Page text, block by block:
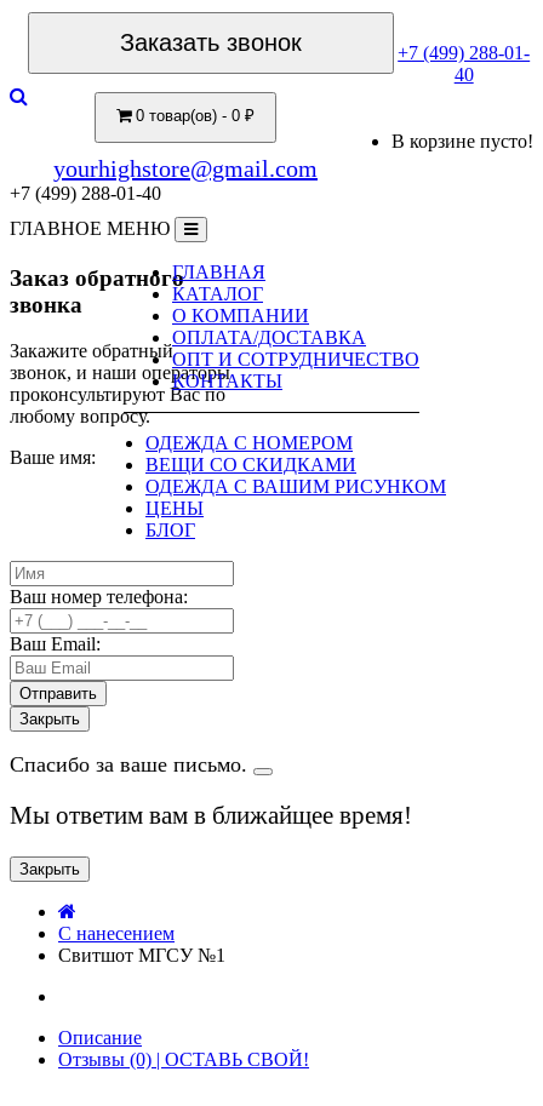
Заказать звонок
+7 (499) 288-01-
40
0 товар(ов) - 0 ₽
В корзине пусто!
yourhighstore@gmail.com
+7 (499) 288-01-40
ГЛАВНОЕ МЕНЮ
ГЛАВНАЯ
КАТАЛОГ
О КОМПАНИИ
ОПЛАТА/ДОСТАВКА
ОПТ И СОТРУДНИЧЕСТВО
КОНТАКТЫ
ОДЕЖДА С НОМЕРОМ
ВЕЩИ СО СКИДКАМИ
ОДЕЖДА С ВАШИМ РИСУНКОМ
ЦЕНЫ
БЛОГ
Заказ обратного
звонка
Закажите обратный
звонок, и наши операторы
проконсультируют Вас по
любому вопросу.
Ваше имя:
Ваш номер телефона:
Ваш Email:
Закрыть
Спасибо за ваше письмо.
Мы ответим вам в ближайщее время!
Закрыть
C нанесением
Свитшот МГСУ №1
Описание
Отзывы (0) | ОСТАВЬ СВОЙ!